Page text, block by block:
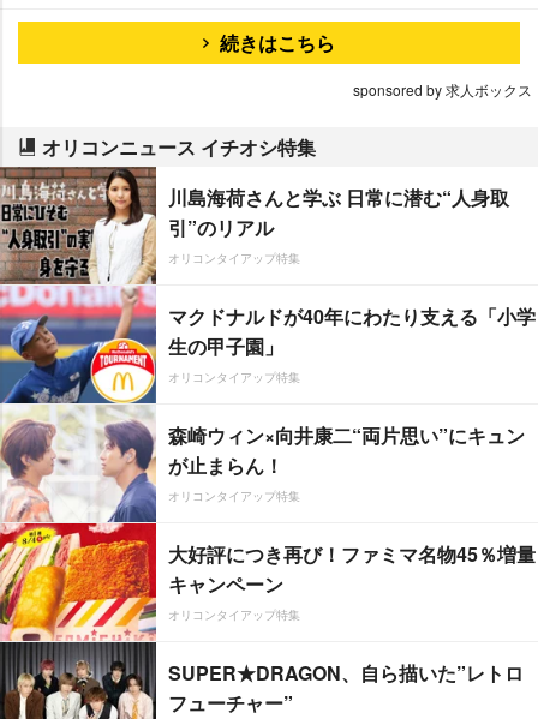
続きはこちら
sponsored by 求人ボックス
オリコンニュース イチオシ特集
川島海荷さんと学ぶ 日常に潜む“人身取
引”のリアル
オリコンタイアップ特集
マクドナルドが40年にわたり支える「小学
生の甲子園」
オリコンタイアップ特集
森崎ウィン×向井康二“両片思い”にキュン
が止まらん！
オリコンタイアップ特集
大好評につき再び！ファミマ名物45％増量
キャンペーン
オリコンタイアップ特集
SUPER★DRAGON、自ら描いた”レトロ
フューチャー”